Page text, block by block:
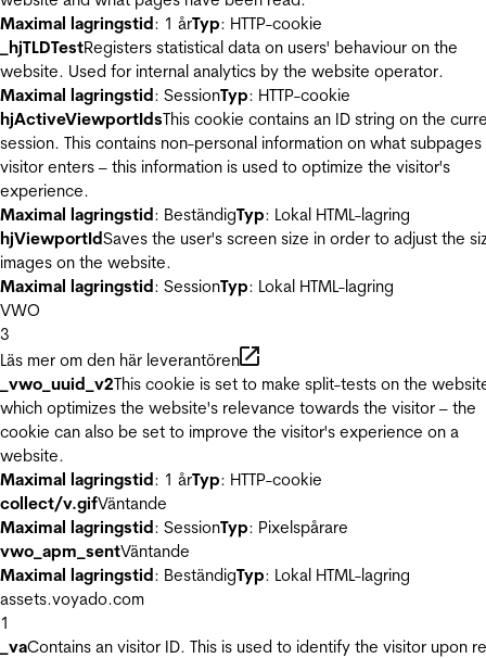
Maximal lagringstid: 1 årTyp: HTTP-cookie
_hjTLDTestRegisters statistical data on users' behaviour on the
website. Used for internal analytics by the website operator.
Maximal lagringstid: SessionTyp: HTTP-cookie
hjActiveViewportIdsThis cookie contains an ID string on the
session. This contains non-personal information on what
visitor enters – this information is used to optimize the visitor's
experience.
Maximal lagringstid: BeständigTyp: Lokal HTML-lagring
hjViewportIdSaves the user's screen size in order to adjust the
images on the website.
Maximal lagringstid: SessionTyp: Lokal HTML-lagring
VWO
3
Läs mer om den här leverantören
_vwo_uuid_v2This cookie is set to make split-tests on the
which optimizes the website's relevance towards the visitor – the
cookie can also be set to improve the visitor's experience on a
website.
Maximal lagringstid: 1 årTyp: HTTP-cookie
collect/v.gifVäntande
Maximal lagringstid: SessionTyp: Pixelspårare
vwo_apm_sentVäntande
Maximal lagringstid: BeständigTyp: Lokal HTML-lagring
assets.voyado.com
1
_vaContains an visitor ID. This is used to identify the visitor upon